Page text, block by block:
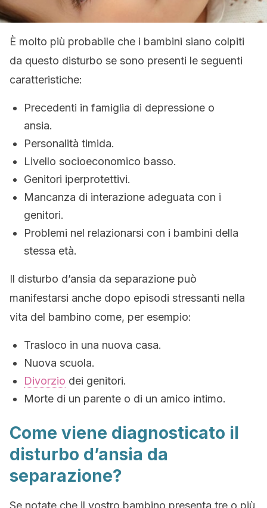
È molto più probabile che i bambini siano colpiti
da questo disturbo se sono presenti le seguenti
caratteristiche:
Precedenti in famiglia di depressione o
ansia.
Personalità timida.
Livello socioeconomico basso.
Genitori iperprotettivi.
Mancanza di interazione adeguata con i
genitori.
Problemi nel relazionarsi con i bambini della
stessa età.
Il disturbo d’ansia da separazione può
manifestarsi anche dopo episodi stressanti nella
vita del bambino come, per esempio:
Trasloco in una nuova casa.
Nuova scuola.
Divorzio dei genitori.
Morte di un parente o di un amico intimo.
Come viene diagnosticato il
disturbo d’ansia da
separazione?
Se notate che il vostro bambino presenta tre o più